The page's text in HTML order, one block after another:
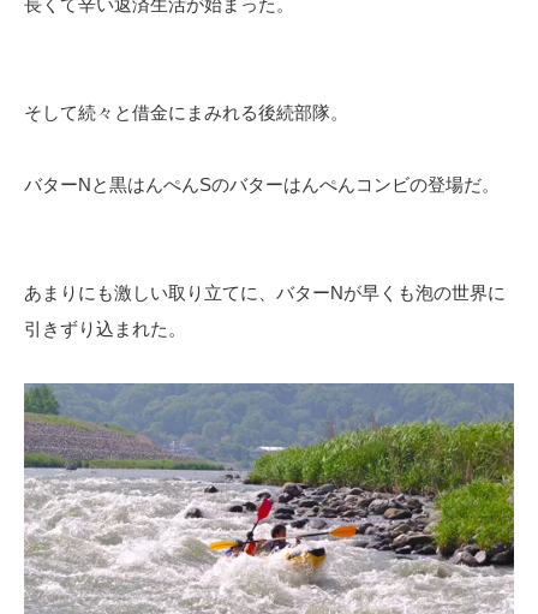
長くて辛い返済生活が始まった。
そして続々と借金にまみれる後続部隊。
バターNと黒はんぺんSのバターはんぺんコンビの登場だ。
あまりにも激しい取り立てに、バターNが早くも泡の世界に
引きずり込まれた。